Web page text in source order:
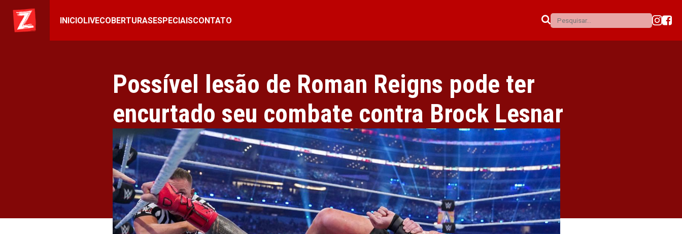
INICIOLIVECOBERTURASESPECIAISCONTATO
Possível lesão de Roman Reigns pode ter
encurtado seu combate contra Brock Lesnar